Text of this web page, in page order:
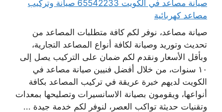
صيانة مصاعد في الكويت 65542233 صيانة وتركيب
مصاعد كهربائية
صيانة مصاعد، نوفر لكم كافة متطلبات المصاعد من
تحديث وتوريد وصيانة لكافة أنواع المصاعد التجارية،
وبأقل الأسعار ونقدم لكم ضمان على التركيب يصل إلى
١٠ سنوات، من خلال أفضل فنيين صيانة مصاعد في
الكويت لديهم خبرة عريقة في تركيب المصاعد بكافة
أنواعها، ويقومون بصيانة الاسانسيرات وتصليحها بمعدات
وتقنيات حديثة تواكب العصر، لنوفر لكم خدمة جيدة ...